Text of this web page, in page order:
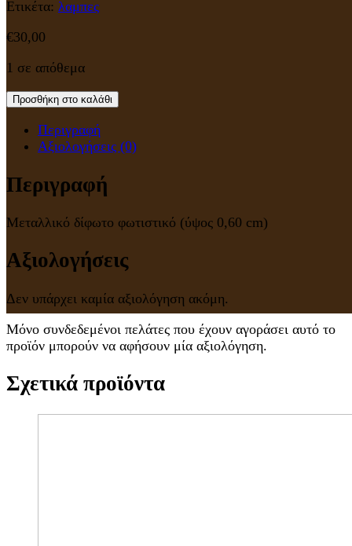
Ετικέτα: λαμπες
€30,00
1 σε απόθεμα
Προσθήκη στο καλάθι
Περιγραφή
Αξιολογήσεις (0)
Περιγραφή
Μεταλλικό δίφωτο φωτιστικό (ύψος 0,60 cm)
Αξιολογήσεις
Δεν υπάρχει καμία αξιολόγηση ακόμη.
Μόνο συνδεδεμένοι πελάτες που έχουν αγοράσει αυτό το
προϊόν μπορούν να αφήσουν μία αξιολόγηση.
Σχετικά προϊόντα